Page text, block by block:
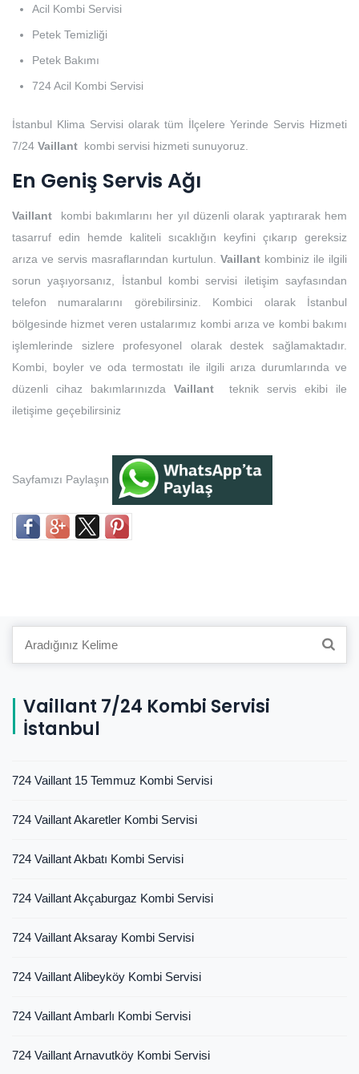
Acil Kombi Servisi
Petek Temizliği
Petek Bakımı
724 Acil Kombi Servisi
İstanbul Klima Servisi olarak tüm İlçelere Yerinde Servis Hizmeti
7/24 Vaillant kombi servisi hizmeti sunuyoruz.
En Geniş Servis Ağı
Vaillant kombi bakımlarını her yıl düzenli olarak yaptırarak hem
tasarruf edin hemde kaliteli sıcaklığın keyfini çıkarıp gereksiz
arıza ve servis masraflarından kurtulun. Vaillant kombiniz ile ilgili
sorun yaşıyorsanız, İstanbul kombi servisi iletişim sayfasından
telefon numaralarını görebilirsiniz. Kombici olarak İstanbul
bölgesinde hizmet veren ustalarımız kombi arıza ve kombi bakımı
işlemlerinde sizlere profesyonel olarak destek sağlamaktadır.
Kombi, boyler ve oda termostatı ile ilgili arıza durumlarında ve
düzenli cihaz bakımlarınızda Vaillantteknik servis ekibi ile
iletişime geçebilirsiniz
Sayfamızı Paylaşın
Vaillant 7/24 Kombi Servisi
İstanbul
724 Vaillant 15 Temmuz Kombi Servisi
724 Vaillant Akaretler Kombi Servisi
724 Vaillant Akbatı Kombi Servisi
724 Vaillant Akçaburgaz Kombi Servisi
724 Vaillant Aksaray Kombi Servisi
724 Vaillant Alibeyköy Kombi Servisi
724 Vaillant Ambarlı Kombi Servisi
724 Vaillant Arnavutköy Kombi Servisi